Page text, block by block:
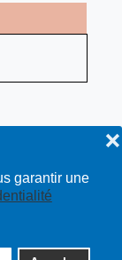
garantir une
❌
| site :